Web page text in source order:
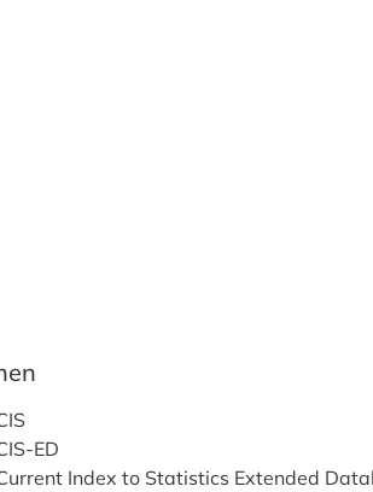
ED
Index to Statistics Extended